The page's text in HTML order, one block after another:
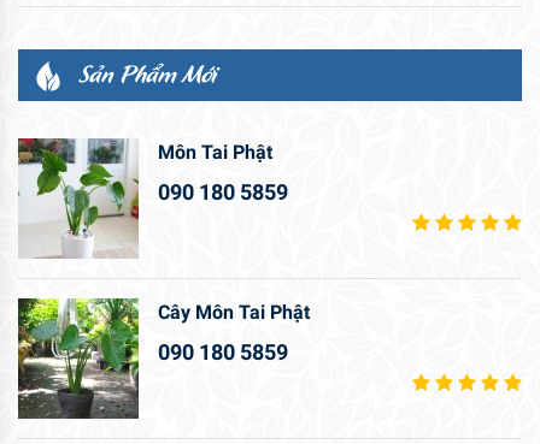
Sản Phẩm Mới
Môn Tai Phật
090 180 5859
Cây Môn Tai Phật
090 180 5859